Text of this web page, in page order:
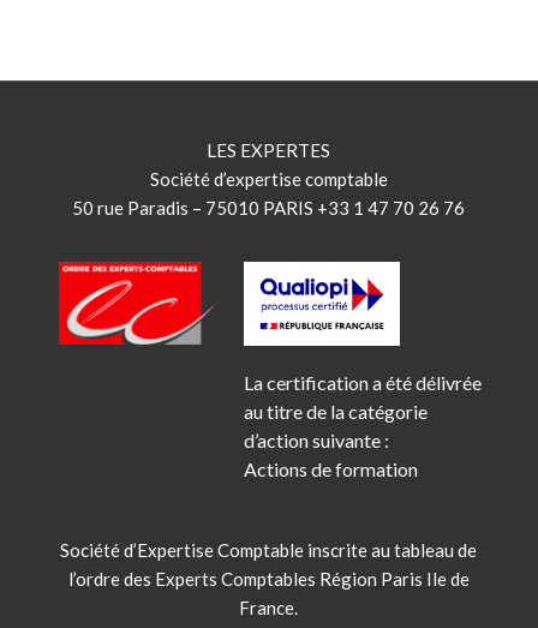
LES EXPERTES
Société d’expertise comptable
50 rue Paradis – 75010 PARIS +33 1 47 70 26 76
La certification a été délivrée
au titre de la catégorie
d’action suivante :
Actions de formation
Société d’Expertise Comptable inscrite au tableau de
l’ordre des Experts Comptables Région Paris Ile de
France.